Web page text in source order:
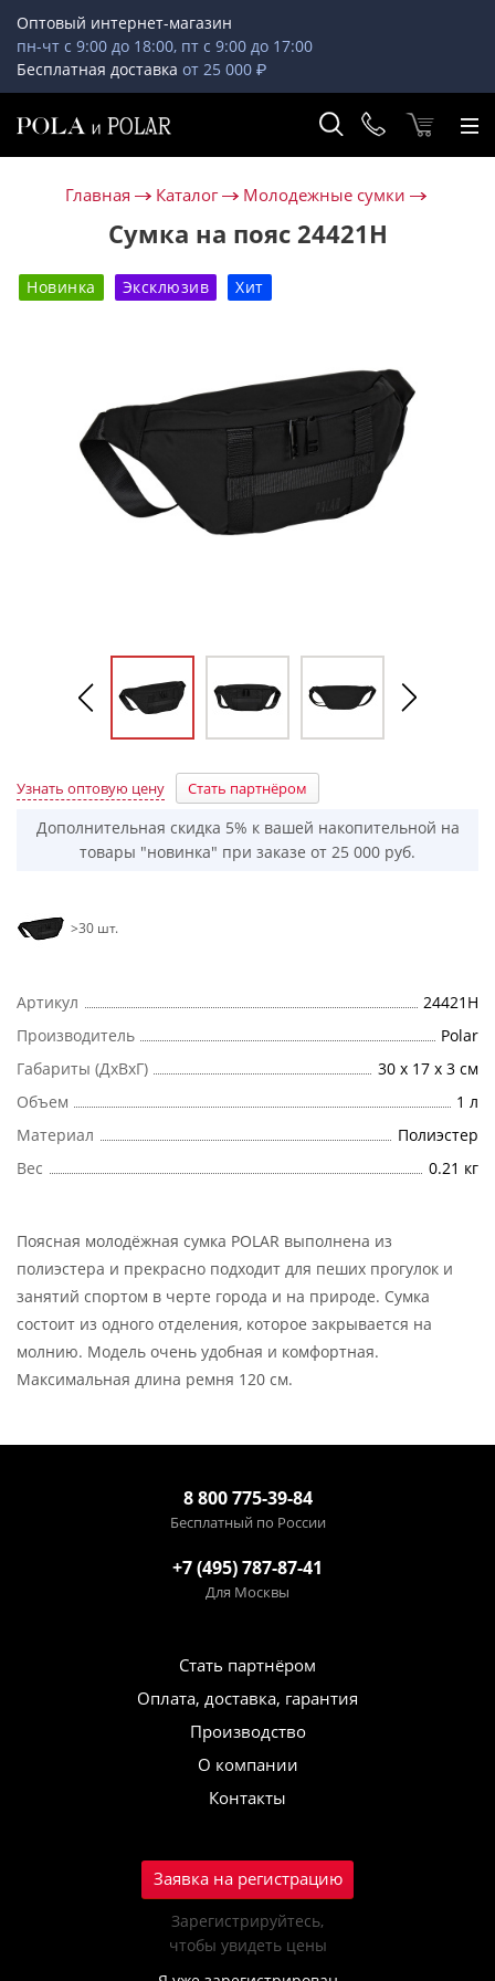
Оптовый интернет-магазин
пн-чт с 9:00 до 18:00, пт с 9:00 до 17:00
Бесплатная доставка от 25 000 ₽
Главная Каталог Молодежные сумки
Сумка на пояс 24421H
Новинка Эксклюзив Хит
Узнать оптовую цену Стать партнёром
Дополнительная скидка 5% к вашей накопительной на
товары "новинка" при заказе от 25 000 руб.
>30 шт.
Артикул
24421H
Производитель
Polar
Габариты (ДхВхГ)
30 х 17 х 3 см
Объем
1 л
Материал
Полиэстер
Вес
0.21 кг
Поясная молодёжная сумка POLAR выполнена из
полиэстера и прекрасно подходит для пеших прогулок и
занятий спортом в черте города и на природе. Сумка
состоит из одного отделения, которое закрывается на
молнию. Модель очень удобная и комфортная.
Максимальная длина ремня 120 см.
8 800 775-39-84
Бесплатный по России
+7 (495) 787-87-41
Для Москвы
Стать партнёром
Оплата, доставка, гарантия
Производство
О компании
Контакты
Заявка на регистрацию
Зарегистрируйтесь,
чтобы увидеть цены